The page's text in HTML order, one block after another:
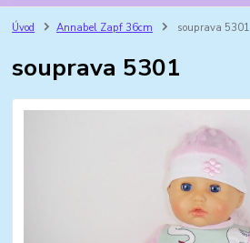
Úvod Annabel Zapf 36cm souprava 5301
souprava 5301